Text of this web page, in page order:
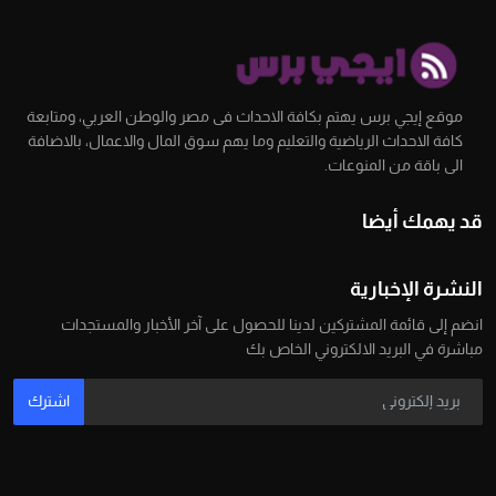
موقع إيجي برس يهتم بكافة الاحداث فى مصر والوطن العربي، ومتابعة
كافة الاحداث الرياضية والتعليم وما يهم سوق المال والاعمال، بالاضافة
الى باقة من المنوعات.
قد يهمك أيضا
النشرة الإخبارية
انضم إلى قائمة المشتركين لدينا للحصول على آخر الأخبار والمستجدات
مباشرة في البريد الالكتروني الخاص بك
اشترك